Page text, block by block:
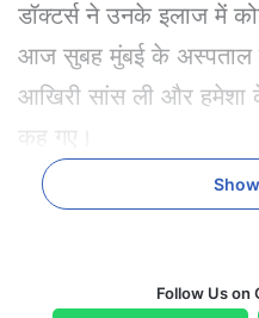
डॉक्टर्स ने उनके इलाज में
आज सुबह मुंबई के अस्पताल
आखिरी सांस ली और हमेशा
कह गए।
Follow Us on